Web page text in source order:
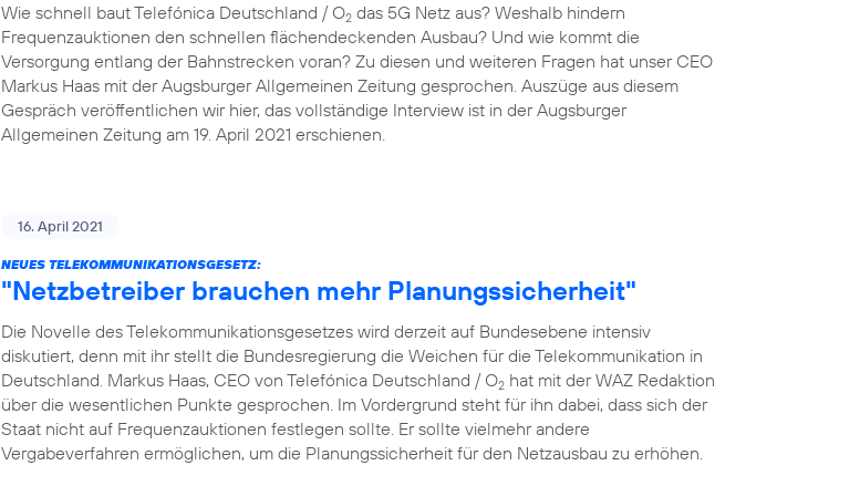
Wie schnell baut Telefónica Deutschland / O2 das 5G Netz aus? Weshalb hindern
Frequenzauktionen den schnellen flächendeckenden Ausbau? Und wie kommt die
Versorgung entlang der Bahnstrecken voran? Zu diesen und weiteren Fragen hat unser CEO
Markus Haas mit der Augsburger Allgemeinen Zeitung gesprochen. Auszüge aus diesem
Gespräch veröffentlichen wir hier, das vollständige Interview ist in der Augsburger
Allgemeinen Zeitung am 19. April 2021 erschienen.
16. April 2021
NEUES TELEKOMMUNIKATIONSGESETZ:
"Netzbetreiber brauchen mehr Planungssicherheit"
Die Novelle des Telekommunikationsgesetzes wird derzeit auf Bundesebene intensiv
diskutiert, denn mit ihr stellt die Bundesregierung die Weichen für die Telekommunikation in
Deutschland. Markus Haas, CEO von Telefónica Deutschland / O2 hat mit der WAZ Redaktion
über die wesentlichen Punkte gesprochen. Im Vordergrund steht für ihn dabei, dass sich der
Staat nicht auf Frequenzauktionen festlegen sollte. Er sollte vielmehr andere
Vergabeverfahren ermöglichen, um die Planungssicherheit für den Netzausbau zu erhöhen.